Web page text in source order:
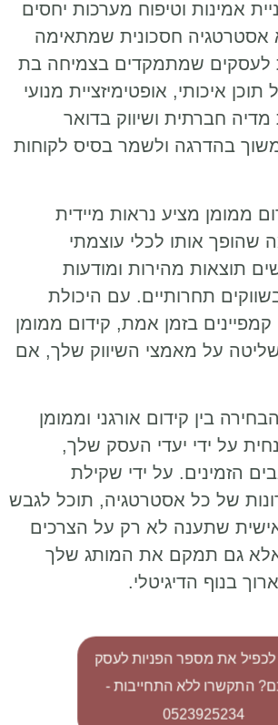
אמינות וטיפוח מערכות יחסים
אסטרטגיה חסכונית שמתאימה
לעסקים שמתמקדים בצמיחה בת
איכותי, אופטימיזציית מנועי
חברתית ושיווק בדואר
בהדרגה ולשמר בסיס לקוחות
ממומן מציע נראות מיידית
שהופך אותו לכלי עוצמתי
תוצאות מהירות ומודעות
תחרותיים. עם היכולת
בזמן אמת, קידום ממומן
על מאמצי השיווק שלך, אם
בין קידום אורגני וממומן
על ידי יעדי העסק שלך,
הזמינים. על ידי שקילת
של כל אסטרטגיה, תוכל לגבש
שתענה לא רק על הצרכים
אלא גם תמקם את המותג שלך
בנוף הדיגיטלי.
לכפיל את מספר הפניות לעסק
התקשרו ללא התחייבות -
0523925234